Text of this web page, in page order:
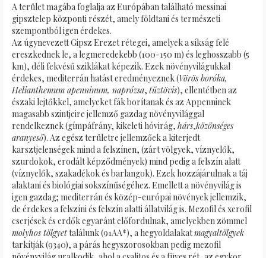
A terület magába foglalja az Európában található messinai
gipsztelep központi részét, amely földtani és természeti
szempontból igen érdekes.
Az úgynevezett Gipsz Erezet rétegei, amelyek a síkság felé
ereszkednek le, a legmeredekebb (100-150 m) és leghosszabb (5
km), déli fekvésű sziklákat képezik. Ezek növényvilágukkal
érdekes, mediterrán hatást eredményeznek (Vörös boróka,
Helianthemum apenninum, naprózsa, tűztövis), ellentétben az
északi lejtőkkel, amelyeket fák borítanak és az Appenninek
magasabb szintjeire jellemző gazdag növényvilággal
rendelkeznek (gímpáfrány, kikeleti hóvirág, hárs,közönséges
aranyeső). Az egész területre jellemzőek a kiterjedt
karsztjelenségek mind a felszínen, (zárt völgyek, víznyelők,
szurdokok, erodált képződmények) mind pedig a felszín alatt
(víznyelők, szakadékok és barlangok). Ezek hozzájárulnak a táj
alaktani és biológiai sokszínűségéhez. Emellett a növényvilág is
igen gazdag; mediterrán és közép-európai növények jellemzik,
de érdekes a felszíni és felszín alatti állatvilág is. Mezofil és xerofil
cserjések és erdők egyaránt előfordulnak, amelyekben zömmel
molyhos tölgyettalálunk (91AA*), a hegyoldalakatmagyaltölgyek
tarkítják (9340), a párás hegyszorosokban pedig mezofil